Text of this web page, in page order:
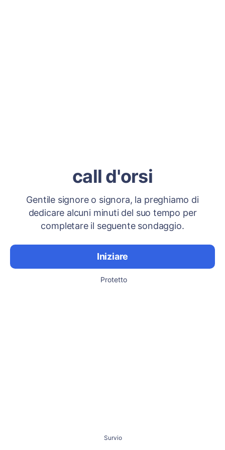
call d'orsi
Gentile signore o signora, la preghiamo di
dedicare alcuni minuti del suo tempo per
completare il seguente sondaggio.
Iniziare
Protetto
Survio